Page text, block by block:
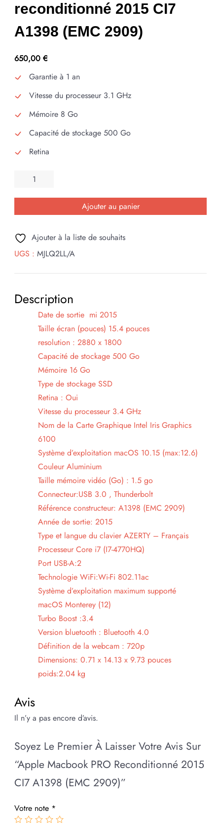
reconditionné 2015 CI7
A1398 (EMC 2909)
650,00 €
Garantie à 1 an
Vitesse du processeur 3.1 GHz
Mémoire 8 Go
Capacité de stockage 500 Go
Retina
quantité
Macbook
PRO
reconditionné
2015
CI7
(EMC
Ajouter au panier
Ajouter à la liste de souhaits
UGS : MJLQ2LL/A
Description
Date de sortie mi 2015
Taille écran (pouces) 15.4 pouces
resolution : 2880 x 1800
Capacité de stockage 500 Go
Mémoire 16 Go
Type de stockage SSD
Retina : Oui
Vitesse du processeur 3.4 GHz
Nom de la Carte Graphique Intel Iris Graphics
6100
Système d’exploitation macOS 10.15 (max:12.6)
Couleur Aluminium
Taille mémoire vidéo (Go) : 1.5 go
Connecteur:USB 3.0 , Thunderbolt
Référence constructeur: A1398 (EMC 2909)
Année de sortie: 2015
Type et langue du clavier AZERTY – Français
Processeur Core i7 (I7-4770HQ)
Port USB-A:2
Technologie WiFi:Wi‑Fi 802.11ac
Système d’exploitation maximum supporté
macOS Monterey (12)
Turbo Boost :3.4
Version bluetooth : Bluetooth 4.0
Définition de la webcam : 720p
Dimensions: 0.71 x 14.13 x 9.73 pouces
poids:2.04 kg
Avis
Il n’y a pas encore d’avis.
Soyez Le Premier À Laisser Votre Avis Sur
“Apple Macbook PRO Reconditionné 2015
CI7 A1398 (EMC 2909)”
Votre note *